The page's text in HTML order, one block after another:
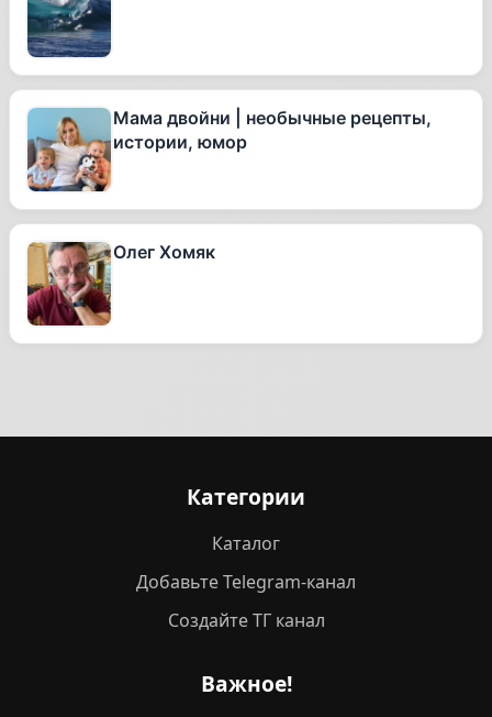
Мама двойни | необычные рецепты,
истории, юмор
Олег Хомяк
Категории
Каталог
Добавьте Telegram-канал
Создайте ТГ канал
Важное!